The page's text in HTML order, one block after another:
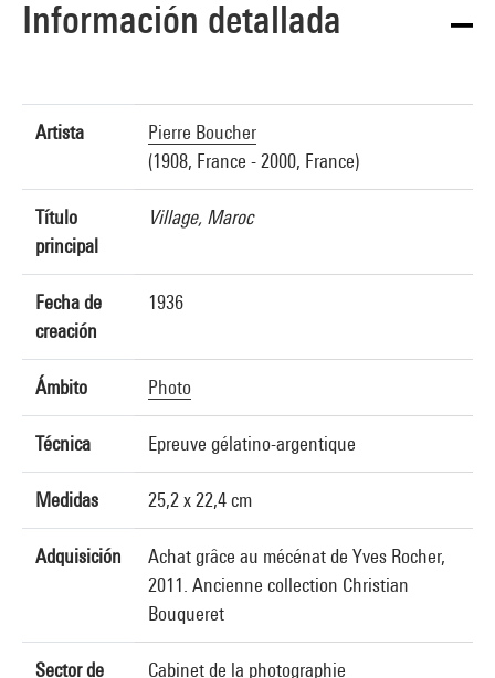
Información detallada
Artista
Pierre Boucher
(1908, France - 2000, France)
Título
principal
Village, Maroc
Fecha de
creación
1936
Ámbito Photo
Técnica Epreuve gélatino-argentique
Medidas 25,2 x 22,4 cm
Adquisición
Achat grâce au mécénat de Yves Rocher,
2011. Ancienne collection Christian
Bouqueret
Sector de Cabinet de la photographie